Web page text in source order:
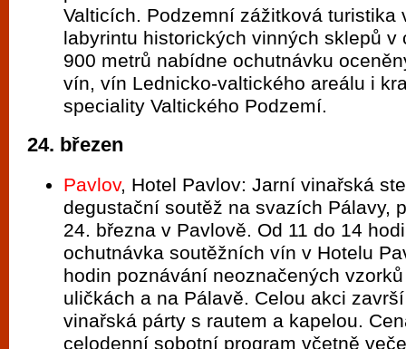
Valticích. Podzemní zážitková turistika
labyrintu historických vinných sklepů v
900 metrů nabídne ochutnávku
vín, vín Lednicko-valtického areálu i
speciality Valtického Podzemí.
24. březen
Pavlov, Hotel Pavlov: Jarní vinařská
degustační soutěž na svazích Pálavy,
24. března v Pavlově. Od 11 do 14
ochutnávka soutěžních vín v Hotelu
hodin poznávání neoznačených
uličkách a na Pálavě. Celou akci
vinařská párty s rautem a kapelou.
celodenní sobotní program včetně